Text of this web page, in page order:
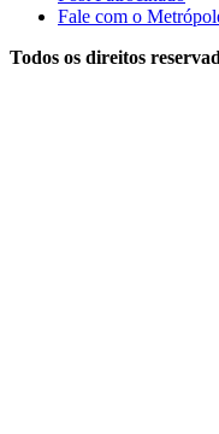
Fale com o
Todos os direitos